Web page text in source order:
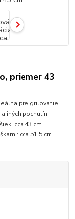
priemer 43
pre grilovanie,
iných pochutín.
cca 43 cm.
cca 51,5 cm.